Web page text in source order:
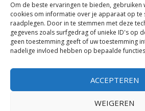
Om de beste ervaringen te bieden, gebruiken
cookies om informatie over je apparaat op te
raadplegen. Door in te stemmen met deze
gegevens zoals surfgedrag of unieke ID's op
geen toestemming geeft of uw toestemming
nadelige invloed hebben op bepaalde
ACCEPTEREN
WEIGEREN